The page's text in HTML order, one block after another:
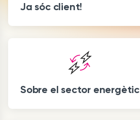
Ja sóc client!
Sobre el sector energètic